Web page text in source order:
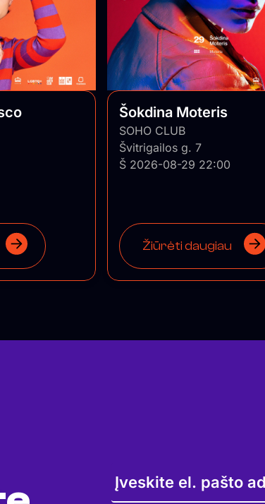
Šokdina Moteris
SOHO CLUB
Švitrigailos g. 7
Š 2026-08-29 22:00
Žiūrėti daugiau